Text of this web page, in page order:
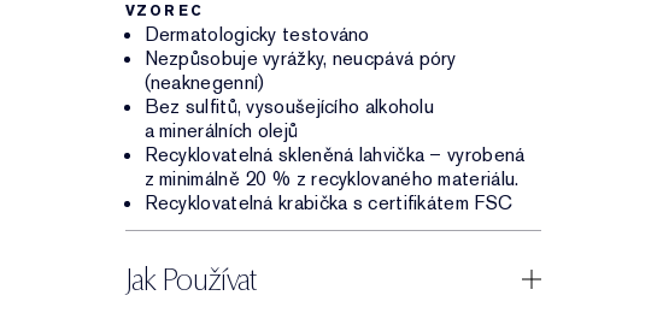
VZOREC
Dermatologicky testováno
Nezpůsobuje vyrážky, neucpává póry
(neaknegenní)
Bez sulfitů, vysoušejícího alkoholu
a minerálních olejů
Recyklovatelná skleněná lahvička – vyrobená
z minimálně 20 % z recyklovaného materiálu.
Recyklovatelná krabička s certifikátem FSC
Jak Používat